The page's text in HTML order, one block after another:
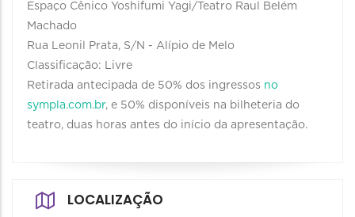
Espaço Cênico Yoshifumi Yagi/Teatro Raul Belém
Machado
Rua Leonil Prata, S/N - Alípio de Melo
Classificação: Livre
Retirada antecipada de 50% dos ingressos no
sympla.com.br, e 50% disponíveis na bilheteria do
teatro, duas horas antes do início da apresentação.
LOCALIZAÇÃO